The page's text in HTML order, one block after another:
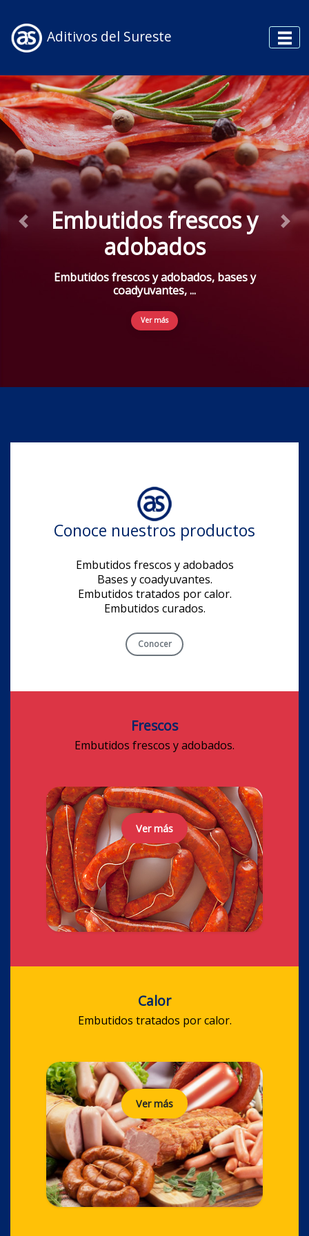
Aditivos del Sureste
Embutidos frescos y
adobados
Embutidos frescos y adobados, bases y
coadyuvantes, ...
Ver más
Previous Next
Conoce nuestros productos
Embutidos frescos y adobados
Bases y coadyuvantes.
Embutidos tratados por calor.
Embutidos curados.
Conocer
Frescos
Embutidos frescos y adobados.
Ver más
Calor
Embutidos tratados por calor.
Ver más